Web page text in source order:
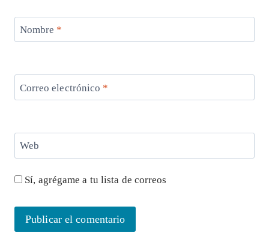
Nombre *
Correo electrónico *
Web
Sí, agrégame a tu lista de correos